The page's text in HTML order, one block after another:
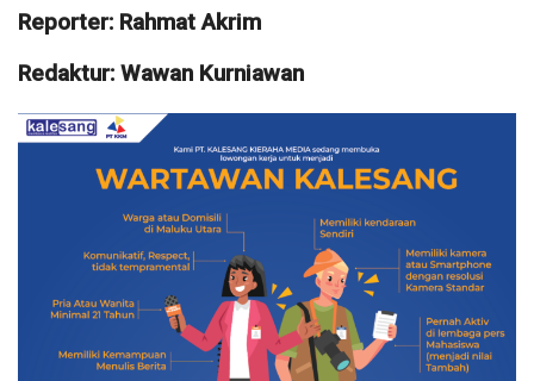
Reporter: Rahmat Akrim
Redaktur: Wawan Kurniawan